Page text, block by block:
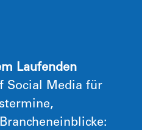
Laufenden
Social Media für